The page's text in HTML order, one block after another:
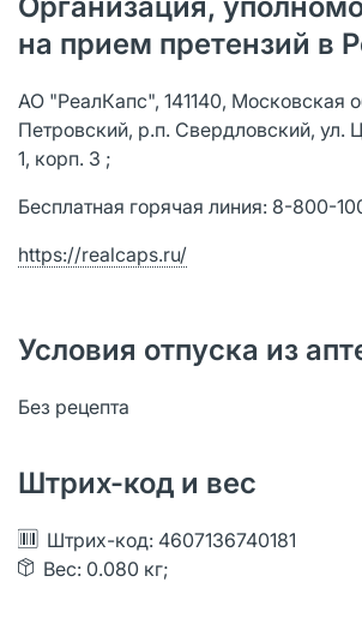
на прием претензий в
АО "РеалКапс", 141140, Московская
Петровский, р.п. Свердловский, ул.
1, корп. 3 ;
Бесплатная горячая линия: 8-800-
https://realcaps.ru/
Условия отпуска из
Без рецепта
Штрих-код и вес
Штрих-код: 4607136740181
Вес: 0.080 кг;